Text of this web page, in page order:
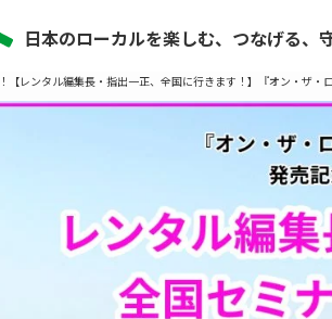
日本のローカルを楽しむ、つなげる、守
【レンタル編集長・指出一正、全国に行きます！】『オン・ザ